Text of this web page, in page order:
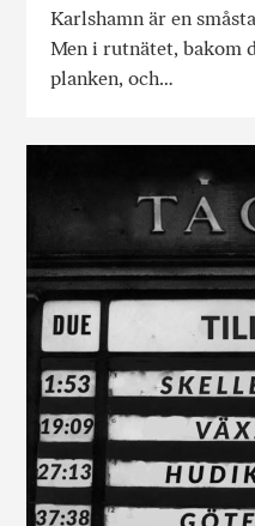
Karlshamn är en
Men i rutnätet, bakom
planken, och…